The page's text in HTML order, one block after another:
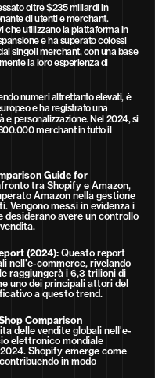
oltre $235 miliardi in
di utenti e merchant.
che utilizzano la piattaforma in
e ha superato colossi
singoli merchant, con una base
la loro esperienza di
numeri altrettanto elevati, è
e ha registrato una
e personalizzazione. Nel 2024, si
merchant in tutto il
Guide for
tra Shopify e Amazon,
Amazon nella gestione
Vengono messi in evidenza i
desiderano avere un controllo
(2024):Questo report
nell'e-commerce, rivelando
raggiungerà i 6,3 trilioni di
uno dei principali attori del
a questo trend.
Comparison
delle vendite globali nell'e-
elettronico mondiale
Shopify emerge come
in modo